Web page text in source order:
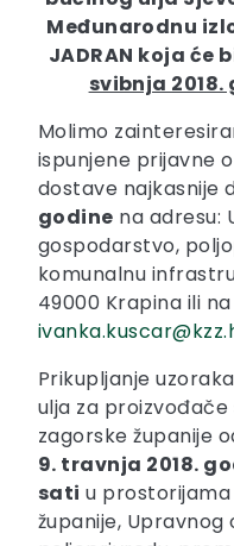
Međunarodnu
JADRAN koja će
svibnja 2018.
Molimo
ispunjene prijavne
dostave najkasnije
godine na adresu:
gospodarstvo,
komunalnu
49000 Krapina ili
Prikupljanje
ulja za
zagorske županije
9. travnja 2018.
sati u
županije,